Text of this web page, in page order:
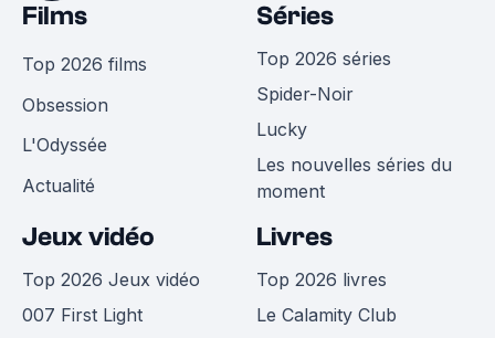
Films
Top 2026 films
Obsession
L'Odyssée
Actualité
Séries
Top 2026 séries
Spider-Noir
Lucky
Les nouvelles séries du
moment
Jeux vidéo
Top 2026 Jeux vidéo
007 First Light
Livres
Top 2026 livres
Le Calamity Club